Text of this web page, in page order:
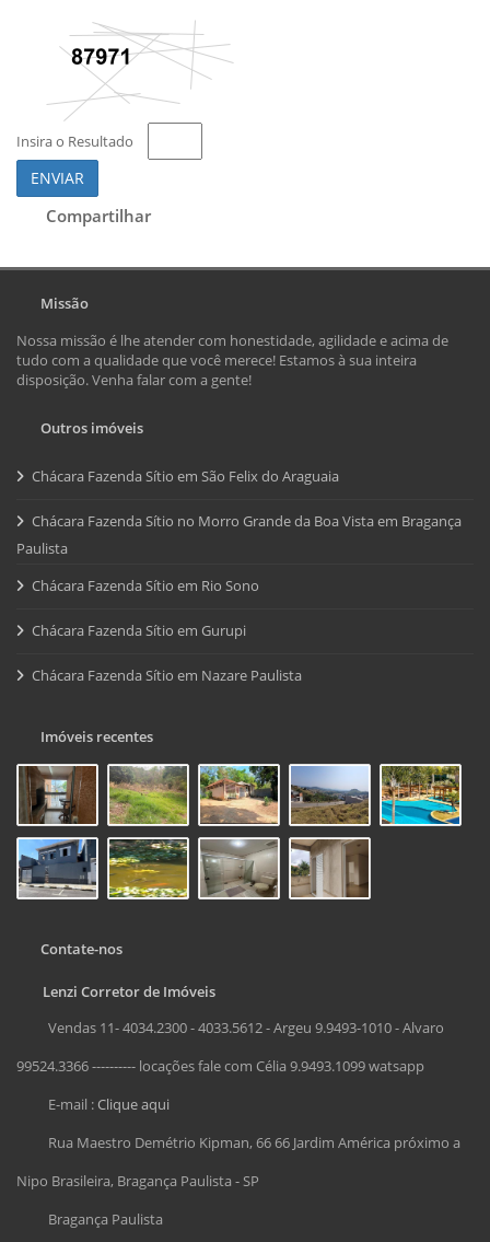
Insira o Resultado
ENVIAR
Compartilhar
Missão
Nossa missão é lhe atender com honestidade, agilidade e acima de
tudo com a qualidade que você merece! Estamos à sua inteira
disposição. Venha falar com a gente!
Outros imóveis
Chácara Fazenda Sítio em São Felix do Araguaia
Chácara Fazenda Sítio no Morro Grande da Boa Vista em Bragança
Paulista
Chácara Fazenda Sítio em Rio Sono
Chácara Fazenda Sítio em Gurupi
Chácara Fazenda Sítio em Nazare Paulista
Imóveis recentes
Contate-nos
Lenzi Corretor de Imóveis
Vendas 11- 4034.2300 - 4033.5612 - Argeu 9.9493-1010 - Alvaro
99524.3366 ---------- locações fale com Célia 9.9493.1099 watsapp
E-mail :Clique aqui
Rua Maestro Demétrio Kipman, 66 66 Jardim América próximo a
Nipo Brasileira, Bragança Paulista - SP
Bragança Paulista